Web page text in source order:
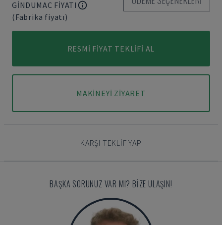
GINDUMAC FIYATI
(Fabrika fiyatı)
RESMI FIYAT TEKLIFI AL
MAKINEYI ZIYARET
KARŞI TEKLIF YAP
BAŞKA SORUNUZ VAR MI? BIZE ULAŞIN!